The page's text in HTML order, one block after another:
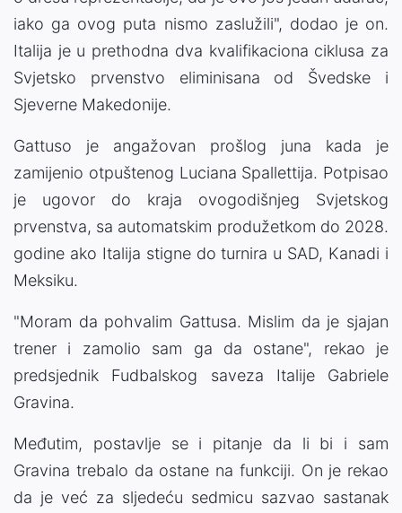
iako ga ovog puta nismo zaslužili", dodao je on.
Italija je u prethodna dva kvalifikaciona ciklusa za
Svjetsko prvenstvo eliminisana od Švedske i
Sjeverne Makedonije.
Gattuso je angažovan prošlog juna kada je
zamijenio otpuštenog Luciana Spallettija. Potpisao
je ugovor do kraja ovogodišnjeg Svjetskog
prvenstva, sa automatskim produžetkom do 2028.
godine ako Italija stigne do turnira u SAD, Kanadi i
Meksiku.
"Moram da pohvalim Gattusa. Mislim da je sjajan
trener i zamolio sam ga da ostane", rekao je
predsjednik Fudbalskog saveza Italije Gabriele
Gravina.
Međutim, postavlje se i pitanje da li bi i sam
Gravina trebalo da ostane na funkciji. On je rekao
da je već za sljedeću sedmicu sazvao sastanak